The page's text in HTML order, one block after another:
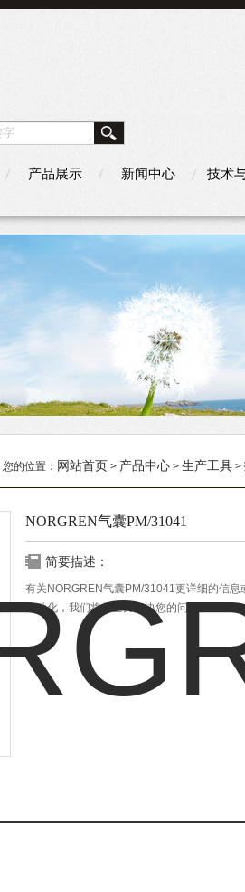
产品展示 新闻中心 技术
您的位置： 网站首页 > 产品中心 > 生产工具 >
NORGREN气囊PM/31041
简要描述：
有关NORGREN气囊PM/31041更详细的信息
自动化，我们将尽全力解决您的问题。